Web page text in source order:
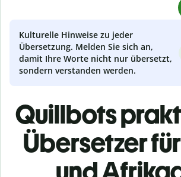
Kulturelle Hinweise zu jeder
Übersetzung. Melden Sie sich an,
damit Ihre Worte nicht nur übersetzt,
sondern verstanden werden.
Quillbots
Übersetzer